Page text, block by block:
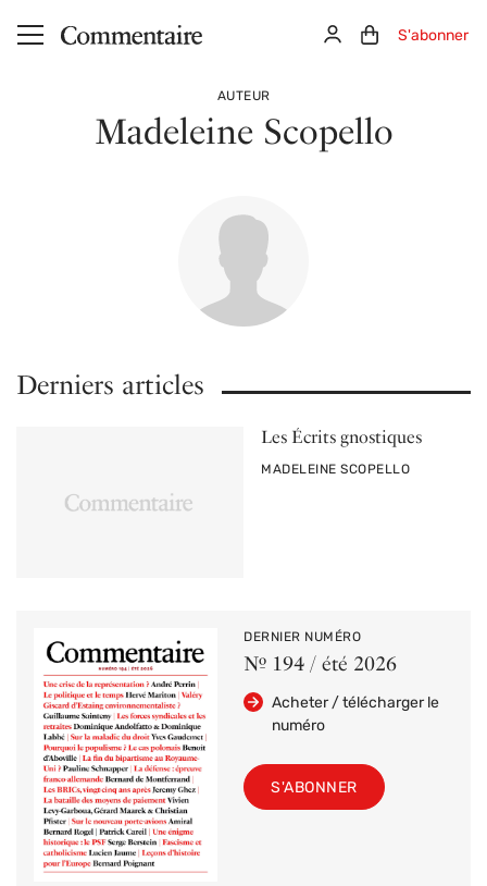
Aller au contenu principal ConnexionPanier (0)
S'abonner
AUTEUR
Madeleine Scopello
Derniers articles
Les Écrits gnostiques
PAR
MADELEINE SCOPELLO
DERNIER NUMÉRO
Nº 194 / été 2026
Acheter / télécharger le
numéro
S'ABONNER